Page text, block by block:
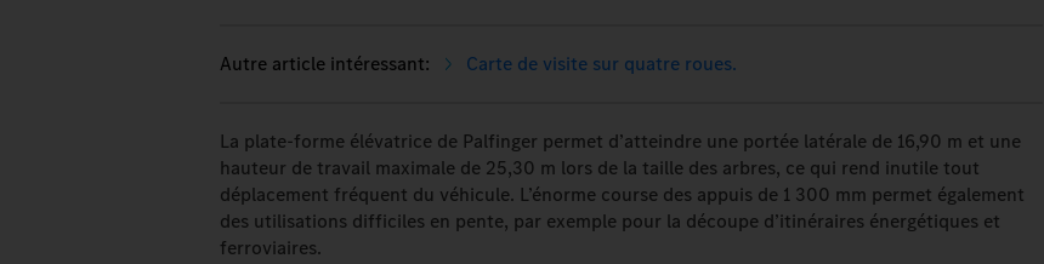
Carte de visite sur quatre roues.
La plate-forme élévatrice de Palfinger permet d’atteindre une portée latérale de 16,90 m et une
hauteur de travail maximale de 25,30 m lors de la taille des arbres, ce qui rend inutile tout
déplacement fréquent du véhicule. L’énorme course des appuis de 1 300 mm permet également
des utilisations difficiles en pente, par exemple pour la découpe d’itinéraires énergétiques et
ferroviaires.